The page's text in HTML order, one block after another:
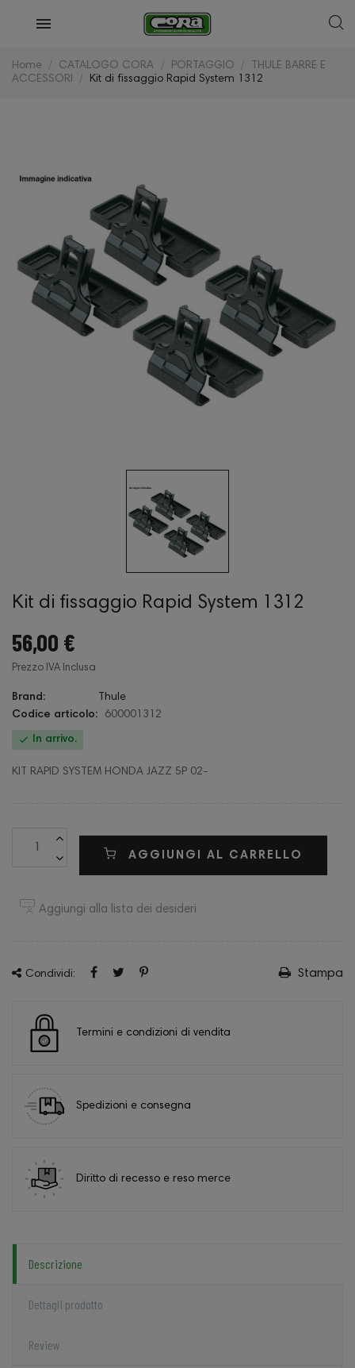
Home CATALOGO CORA PORTAGGIO
THULE BARRE E
ACCESSORI
Kit di fissaggio Rapid System 1312
Kit di fissaggio Rapid System 1312
56,00 €
Prezzo IVA Inclusa
Brand:
Thule
Codice articolo:
600001312
 In arrivo.
KIT RAPID SYSTEM HONDA JAZZ 5P 02-
AGGIUNGI AL CARRELLO
Aggiungi alla lista dei desideri
Condividi: Stampa
Termini e condizioni di vendita
Spedizioni e consegna
Diritto di recesso e reso merce
Descrizione
Dettagli prodotto
Review